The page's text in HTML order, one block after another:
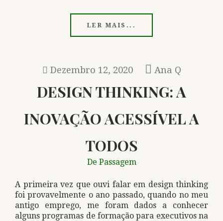
LER MAIS...
Dezembro 12, 2020 Ana Q
DESIGN THINKING: A
INOVAÇÃO ACESSÍVEL A
TODOS
De Passagem
A primeira vez que ouvi falar em design thinking
foi provavelmente o ano passado, quando no meu
antigo emprego, me foram dados a conhecer
alguns programas de formação para executivos na